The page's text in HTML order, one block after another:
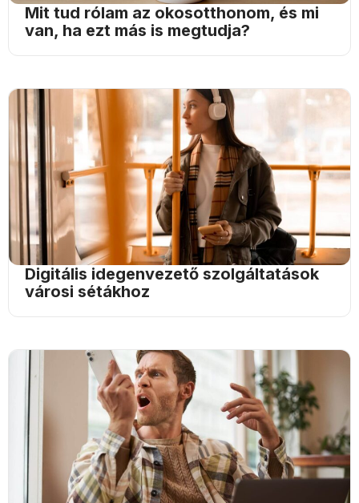
Mit tud rólam az okosotthonom, és mi
van, ha ezt más is megtudja?
Digitális idegenvezető szolgáltatások
városi sétákhoz